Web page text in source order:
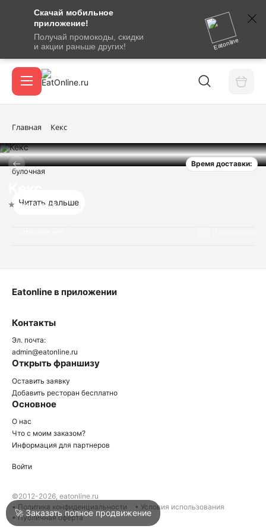
Скачай мобильное
приложение!
Получай промокоды, скидки
и акции раньше других!
Eatonline
сообщение
кодом
подтверждения
Вход / регистрация
Акции
Войти
Написать в техподдержку
Главная Кекс
Время доставки:
Нет оценок
булочная
Читать дальше
Контакты
Эл. почта:
admin@eatonline.ru
Открыть франшизу
Оставить заявку
Добавить ресторан бесплатно
Основное
О нас
Что с моим заказом?
Информация для партнеров
Eatonline в приложении
Войти
©2012-2026, eatonline.ru
• Политика конфиденциальности
• Условия использования
• Публичная оферта
🚀 Заказать полное продвижение